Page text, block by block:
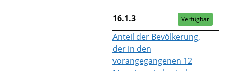
16.1.3 Verfügbar
Anteil der Bevölkerung,
der in den
vorangegangenen 12